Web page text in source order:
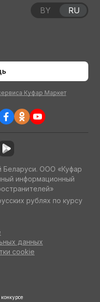
Куфар Маркет
BY RU
Беларуси. ООО «Куфар
информационный
рублях по курсу
данных
cookie